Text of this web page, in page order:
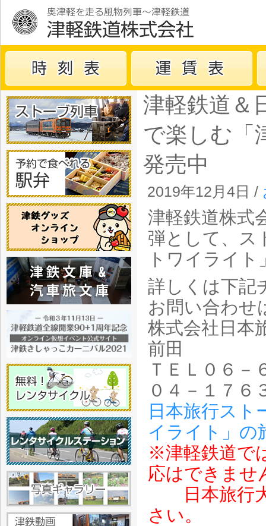
津軽鉄道＆
で楽しむ「
発売中
2019年12月4日 /
津軽鉄道株式
弾として、ス
トワイライ
詳しくは下記
お問い合わせ
株式会社日
前田
ＴＥＬ０６
０４－１７６
日本旅行スト
イライト」の
※津軽鉄道で
応はできませ
日本旅行大
さい。